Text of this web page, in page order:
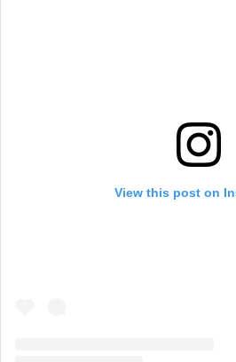
View this post on